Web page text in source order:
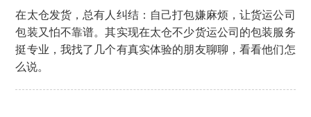
在太仓发货，总有人纠结：自己打包嫌麻烦，让货运公司
包装又怕不靠谱。其实现在太仓不少货运公司的包装服务
挺专业，我找了几个有真实体验的朋友聊聊，看看他们怎
么说。